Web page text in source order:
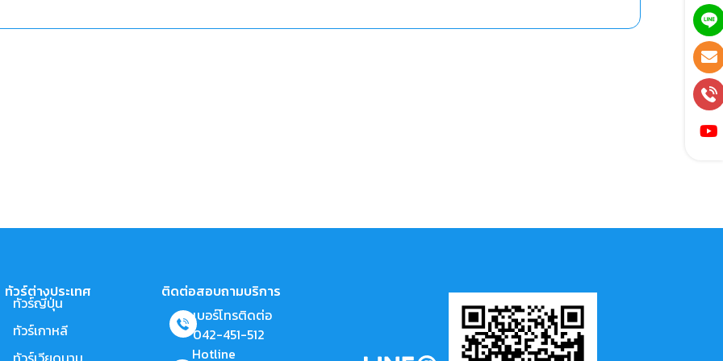
ทัวร์ต่างประเทศ
ทัวร์ญี่ปุ่น
ทัวร์เกาหลี
ติดต่อสอบถามบริการ
เบอร์โทรติดต่อ
042-451-512
Hotline